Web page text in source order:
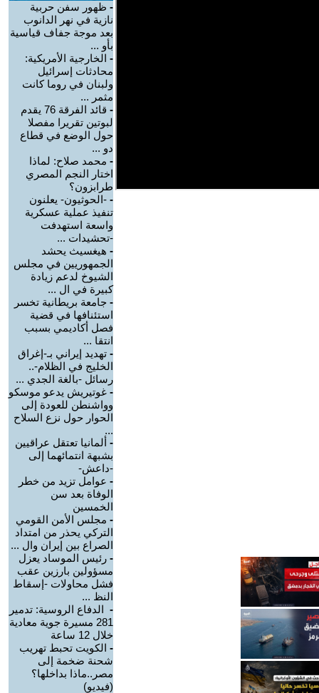
- ظهور سفن حربية
نازية في نهر الدانوب
بعد موجة جفاف قياسية
بأو ...
- الخارجية الأمريكية:
محادثات إسرائيل
ولبنان في روما كانت
مثمر ...
-
قائد الفرقة 76 يقدم
لبوتين تقريرا مفصلا
حول الوضع في قطاع
دو ...
- محمد صلاح: لماذا
اختار النجم المصري
طرابزون؟
- -الحوثيون- يعلنون
تنفيذ عملية عسكرية
واسعة استهدفت
-تحشيدات ...
- هيغسيث يحشد
الجمهوريين في مجلس
الشيوخ لدعم زيادة
كبيرة في ال ...
- جامعة بريطانية تخسر
استئنافها في قضية
فصل أكاديمي بسبب
انتقا ...
- تهديد إيراني بـ-إغراق
الخليج في الظلام-..
رسائل -بالغة الجدي ...
- غوتيريش يدعو موسكو
وواشنطن للعودة إلى
الحوار حول نزع السلاح
...
- ألمانيا تعتقل عراقيين
بشبهة انتمائهما إلى
-داعش-
- عوامل تزيد من خطر
الوفاة بعد سن
الخمسين
- مجلس الأمن القومي
التركي يحذر من امتداد
الصراع بين إيران وال ...
- رئيس الموساد يعزل
مسؤولين بارزين عقب
فشل محاولات -إسقاط
النظ ...
- الدفاع الروسية: تدمير
281 مسيرة جوية معادية
خلال 12 ساعة
- الكويت تحبط تهريب
شحنة ضخمة إلى
مصر..ماذا بداخلها؟
(فيديو)